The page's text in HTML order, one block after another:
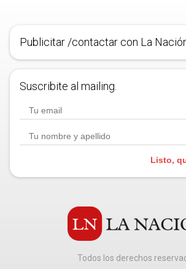
Publicitar /contactar con La
Suscribite al mailing.
Listo,
Todos los derechos